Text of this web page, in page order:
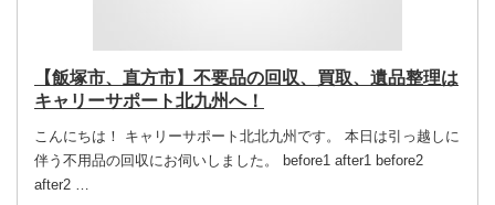
【飯塚市、直方市】不要品の回収、買取、遺品整理は
キャリーサポート北九州へ！
こんにちは！ キャリーサポート北北九州です。 本日は引っ越しに
伴う不用品の回収にお伺いしました。 before1 after1 before2
after2 …